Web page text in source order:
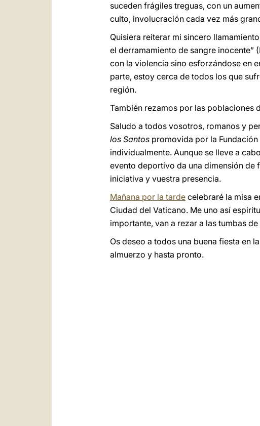
suceden frágiles treguas, con un
culto, involucración cada vez más
Quisiera reiterar mi sincero
el derramamiento de sangre inocente”
con la violencia sino esforzándose en
parte, estoy cerca de todos los que
región.
También rezamos por las poblaciones
Saludo a todos vosotros, romanos y
los Santos promovida por la
individualmente. Aunque se lleve a
evento deportivo da una dimensión de
iniciativa y vuestra presencia.
Mañana por la tarde celebraré la misa
Ciudad del Vaticano. Me uno así
importante, van a rezar a las tumbas
Os deseo a todos una buena fiesta en
almuerzo y hasta pronto.